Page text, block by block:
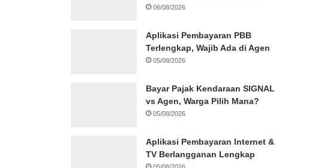
06/08/2026
Aplikasi Pembayaran PBB
Terlengkap, Wajib Ada di Agen
05/08/2026
Bayar Pajak Kendaraan SIGNAL
vs Agen, Warga Pilih Mana?
05/08/2026
Aplikasi Pembayaran Internet &
TV Berlangganan Lengkap